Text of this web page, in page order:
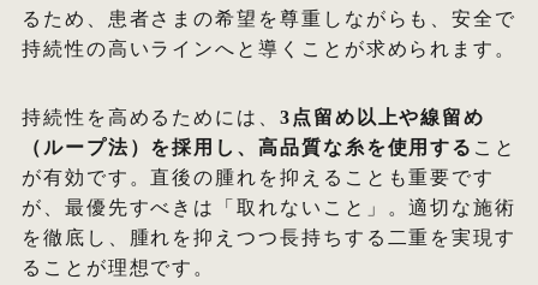
るため、患者さまの希望を尊重しながらも、安全で
持続性の高いラインへと導くことが求められます。
持続性を高めるためには、 3点留め以上や線留め
（ループ法）を採用し、高品質な糸を使用する こと
が有効です。直後の腫れを抑えることも重要です
が、最優先すべきは「取れないこと」。適切な施術
を徹底し、腫れを抑えつつ長持ちする二重を実現す
ることが理想です。